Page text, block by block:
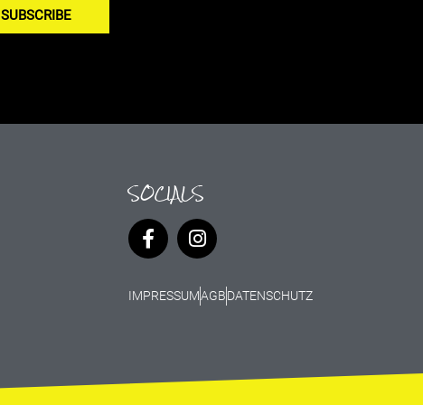
SUBSCRIBE
SOCIALS
IMPRESSUMAGBDATENSCHUTZ